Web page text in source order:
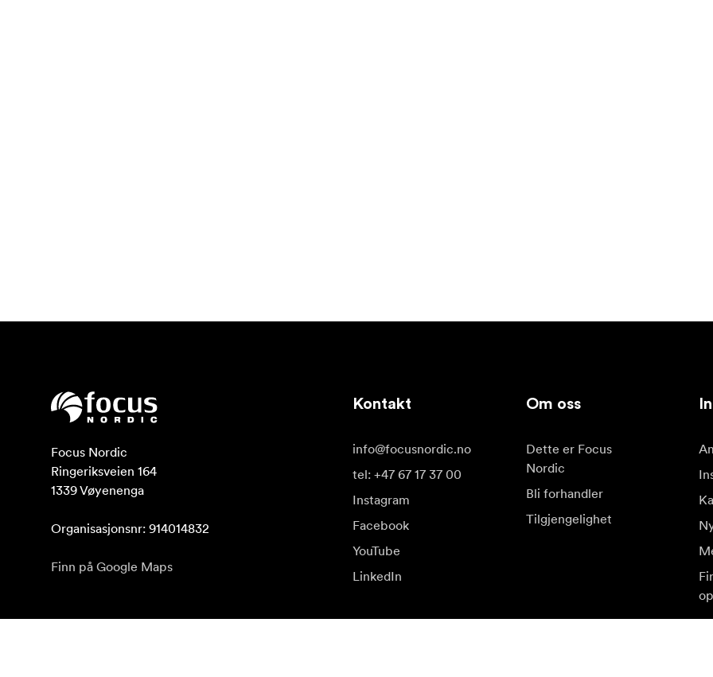
Focus Nordic
Ringeriksveien 164
1339 Vøyenenga
Organisasjonsnr: 914014832
Finn på Google Maps
Kontakt
info@focusnordic.no
tel: +47 67 17 37 00
Instagram
Facebook
YouTube
LinkedIn
Om oss
Dette er Focus
Nordic
Bli forhandler
Tilgjengelighet